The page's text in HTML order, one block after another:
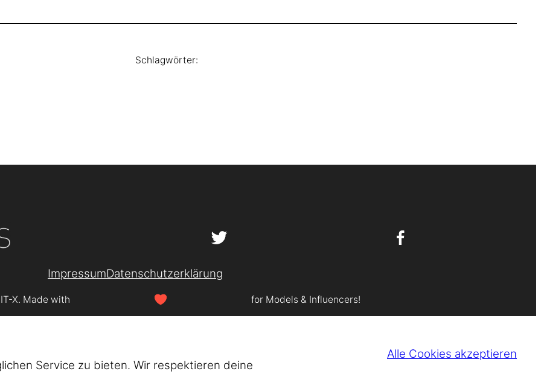
Schlagwörter:
ImpressumDatenschutzerklärung
X. Made with for Models & Influencers!
Service zu bieten. Wir respektieren deine
Alle Cookies akzeptieren